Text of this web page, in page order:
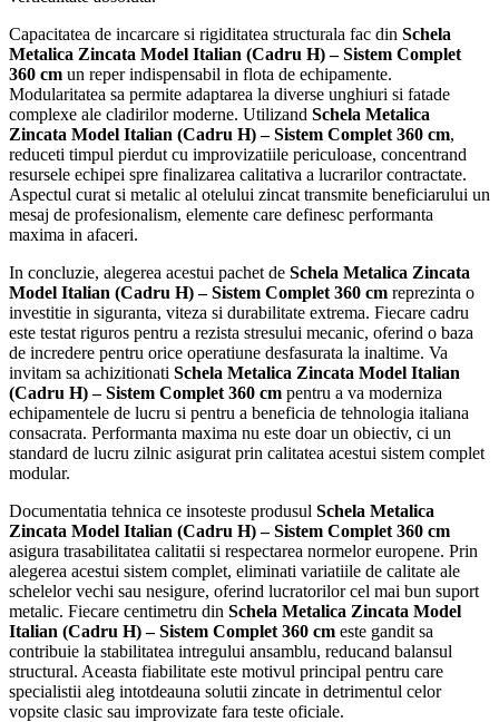
Capacitatea de incarcare si rigiditatea structurala fac din Schela
Metalica Zincata Model Italian (Cadru H) – Sistem Complet
360 cm un reper indispensabil in flota de echipamente.
Modularitatea sa permite adaptarea la diverse unghiuri si fatade
complexe ale cladirilor moderne. Utilizand Schela Metalica
Zincata Model Italian (Cadru H) – Sistem Complet 360 cm,
reduceti timpul pierdut cu improvizatiile periculoase, concentrand
resursele echipei spre finalizarea calitativa a lucrarilor contractate.
Aspectul curat si metalic al otelului zincat transmite beneficiarului un
mesaj de profesionalism, elemente care definesc performanta
maxima in afaceri.
In concluzie, alegerea acestui pachet de Schela Metalica Zincata
Model Italian (Cadru H) – Sistem Complet 360 cm reprezinta o
investitie in siguranta, viteza si durabilitate extrema. Fiecare cadru
este testat riguros pentru a rezista stresului mecanic, oferind o baza
de incredere pentru orice operatiune desfasurata la inaltime. Va
invitam sa achizitionati Schela Metalica Zincata Model Italian
(Cadru H) – Sistem Complet 360 cm pentru a va moderniza
echipamentele de lucru si pentru a beneficia de tehnologia italiana
consacrata. Performanta maxima nu este doar un obiectiv, ci un
standard de lucru zilnic asigurat prin calitatea acestui sistem complet
modular.
Documentatia tehnica ce insoteste produsul Schela Metalica
Zincata Model Italian (Cadru H) – Sistem Complet 360 cm
asigura trasabilitatea calitatii si respectarea normelor europene. Prin
alegerea acestui sistem complet, eliminati variatiile de calitate ale
schelelor vechi sau nesigure, oferind lucratorilor cel mai bun suport
metalic. Fiecare centimetru din Schela Metalica Zincata Model
Italian (Cadru H) – Sistem Complet 360 cm este gandit sa
contribuie la stabilitatea intregului ansamblu, reducand balansul
structural. Aceasta fiabilitate este motivul principal pentru care
specialistii aleg intotdeauna solutii zincate in detrimentul celor
vopsite clasic sau improvizate fara teste oficiale.